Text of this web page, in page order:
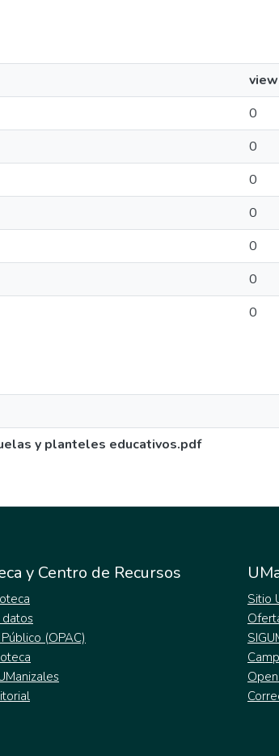
0
0
0
0
0
0
0
y planteles educativos.pdf
y Centro de Recursos
datos
(OPAC)
Sitio